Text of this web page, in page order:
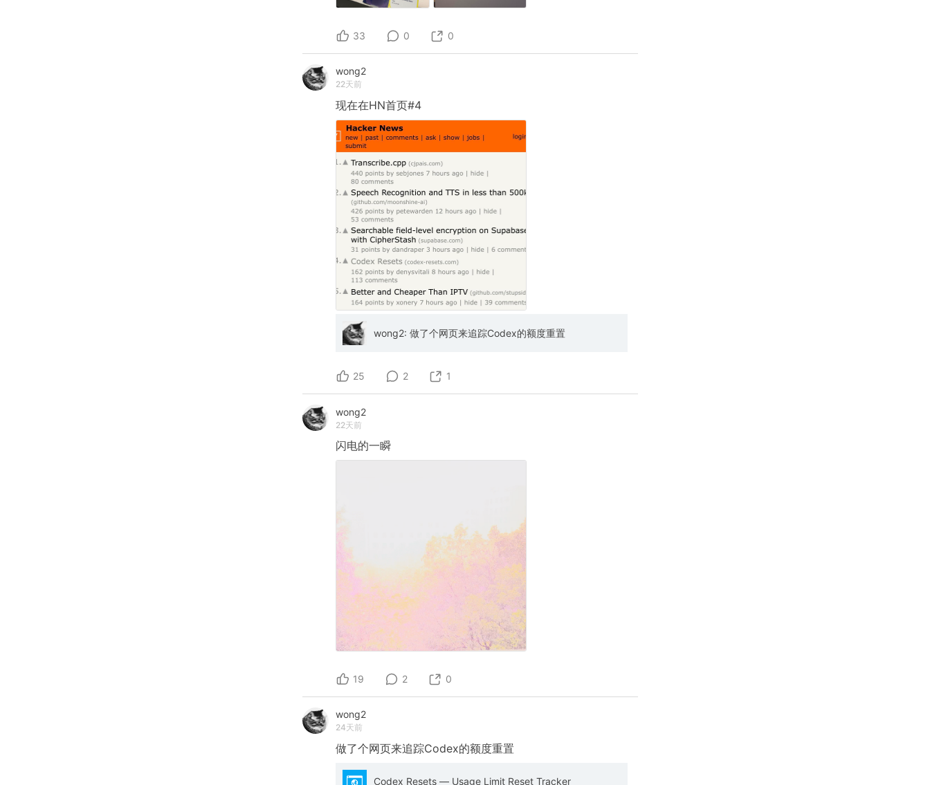
33 0 0
wong2
22天前
现在在HN首页#4
wong2: 做了个网页来追踪Codex的额度重置
25 2 1
wong2
22天前
闪电的一瞬
19 2 0
wong2
24天前
做了个网页来追踪Codex的额度重置
Codex Resets — Usage Limit Reset Tracker